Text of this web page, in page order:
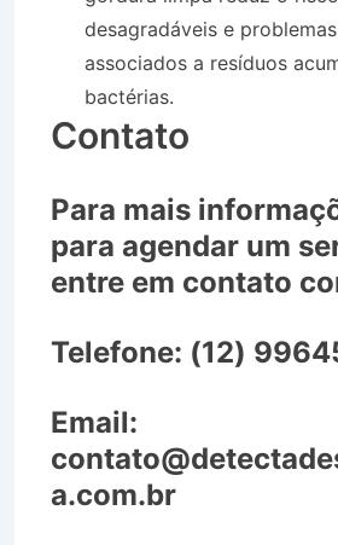
desagradáveis e
associados a resíduos
bactérias.
Contato
Para mais
para agendar um
entre em contato
Telefone: (12)
Email:
a.com.br